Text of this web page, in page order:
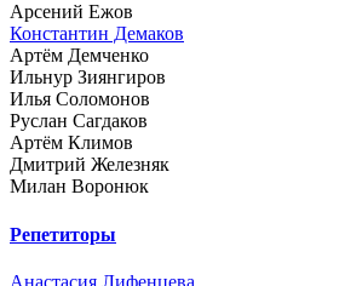
Арсений Ежов
Константин Демаков
Артём Демченко
Ильнур Зиянгиров
Илья Соломонов
Руслан Сагдаков
Артём Климов
Дмитрий Железняк
Милан Воронюк
Репетиторы
Анастасия Лифенцева